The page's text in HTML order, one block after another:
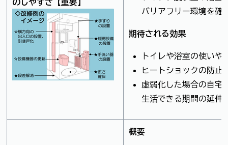
のしやすさ【重要】
バリアフリー環境を確
期待される効果
トイレや浴室の使いや
ヒートショックの防止
虚弱化した場合の自宅
生活できる期間の延伸
概要